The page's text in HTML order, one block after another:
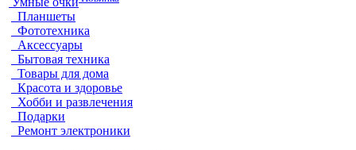
Планшеты
Фототехника
Аксессуары
Бытовая техника
Товары для дома
Красота и здоровье
Хобби и развлечения
Подарки
Ремонт электроники